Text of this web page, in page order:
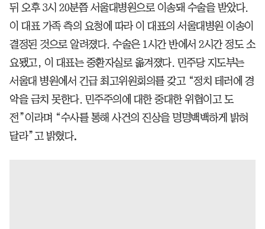
뒤 오후 3시 20분쯤 서울대병원으로 이송돼 수술을 받았다.
이 대표 가족 측의 요청에 따라 이 대표의 서울대병원 이송이
결정된 것으로 알려졌다. 수술은 1시간 반에서 2시간 정도 소
요됐고, 이 대표는 중환자실로 옮겨졌다. 민주당 지도부는
서울대 병원에서 긴급 최고위원회의를 갖고 “정치 테러에 경
악을 금치 못한다. 민주주의에 대한 중대한 위협이고 도
전”이라며 “수사를 통해 사건의 진상을 명명백백하게 밝혀
달라”고 밝혔다.